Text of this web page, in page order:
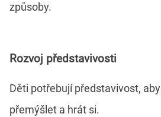
způsoby.
Rozvoj představivosti
Děti potřebují představivost,
přemýšlet a hrát si.